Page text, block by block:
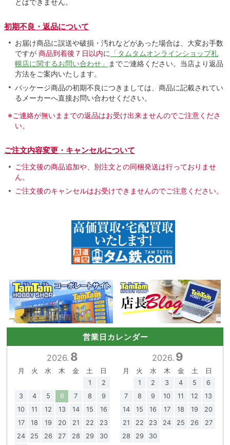
初期不良・返品について
お届け商品に誤送や破損・汚れなどがあった場合は、大変お手数
ですが 商品到着後７日以内に 「タムタムオンラインショップ札
幌店に関するお問い合わせ」
までご連絡ください。当店より返品
方法をご案内いたします。
パッケージ商品の初期不良につきましては、商品に記載されてい
るメーカーへ直接お問い合わせください。
※ご連絡が無いままでの返品はお受け出来ませんのでご注意くださ
い。
ご注文内容変更・キャンセルについて
ご注文後の商品追加や、別注文との同梱発送は行っておりませ
ん。
ご注文後のキャンセルはお受けできませんのでご注意ください。
営業日カレンダー
2026. 8
月 火 水 木 金 土
日
1
2
3
4 5 6 7 8
9
10
11 12 13 14 15
16
17
18 19 20 21 22
23
24
25 26 27 28 29
30
2026. 9
月 火 水 木 金 土
日
1
2 3 4 5
6
7
8 9 10 11 12
13
14
15 16 17 18 19
20
21
22 23 24 25 26
27
28
29 30